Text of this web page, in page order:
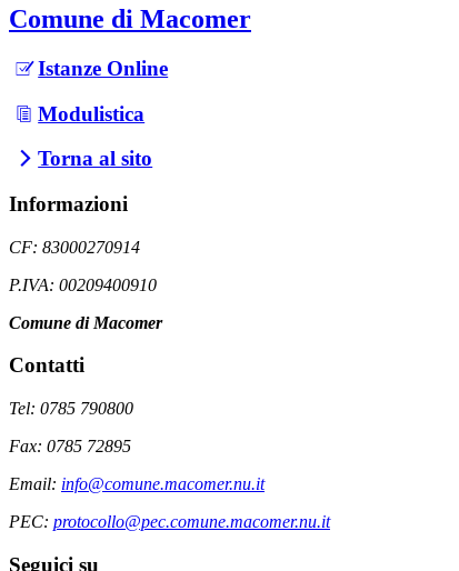
Comune di Macomer
Istanze Online
Modulistica
Torna al sito
Informazioni
CF: 83000270914
P.IVA: 00209400910
Comune di Macomer
Contatti
Tel: 0785 790800
Fax: 0785 72895
Email: info@comune.macomer.nu.it
PEC: protocollo@pec.comune.macomer.nu.it
Seguici su